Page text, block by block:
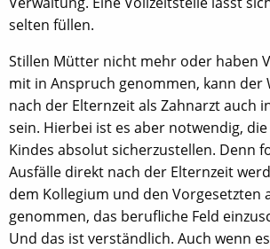
selten füllen.
Stillen Mütter nicht mehr oder haben
mit in Anspruch genommen, kann der
nach der Elternzeit als Zahnarzt auch
sein. Hierbei ist es aber notwendig,
Kindes absolut sicherzustellen. Denn
Ausfälle direkt nach der Elternzeit
dem Kollegium und den Vorgesetzten
genommen, das berufliche Feld
Und das ist verständlich. Auch wenn